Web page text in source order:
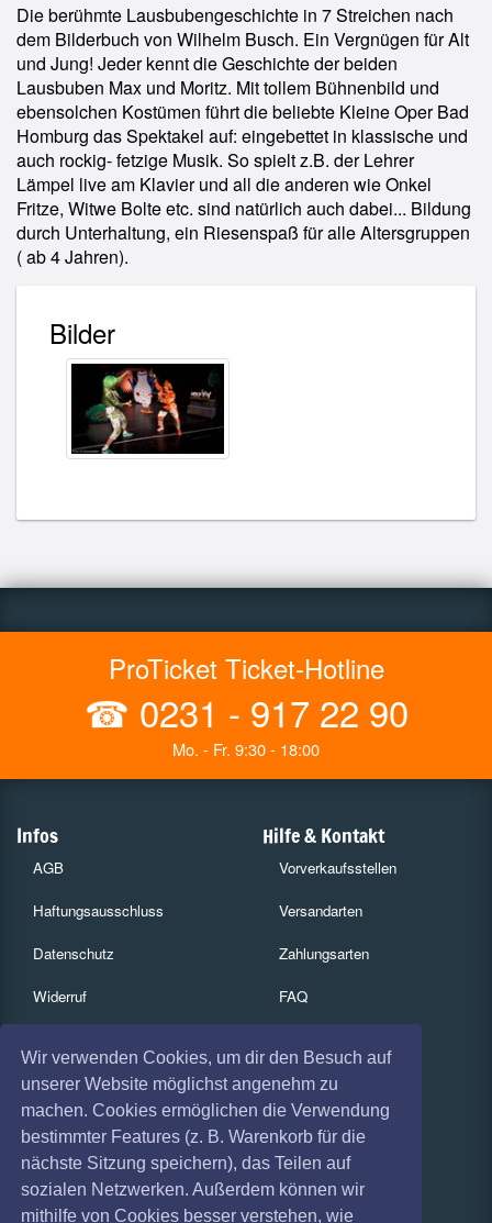
Wir verwenden Cookies, um dir den Besuch auf
unserer Website möglichst angenehm zu
machen. Cookies ermöglichen die Verwendung
bestimmter Features (z. B. Warenkorb für die
nächste Sitzung speichern), das Teilen auf
sozialen Netzwerken. Außerdem können wir
mithilfe von Cookies besser verstehen, wie
Die berühmte Lausbubengeschichte in 7 Streichen nach
dem Bilderbuch von Wilhelm Busch. Ein Vergnügen für Alt
und Jung! Jeder kennt die Geschichte der beiden
Lausbuben Max und Moritz. Mit tollem Bühnenbild und
ebensolchen Kostümen führt die beliebte Kleine Oper Bad
Homburg das Spektakel auf: eingebettet in klassische und
auch rockig- fetzige Musik. So spielt z.B. der Lehrer
Lämpel live am Klavier und all die anderen wie Onkel
Fritze, Witwe Bolte etc. sind natürlich auch dabei... Bildung
durch Unterhaltung, ein Riesenspaß für alle Altersgruppen
( ab 4 Jahren).
Bilder
ProTicket Ticket-Hotline
☎ 0231 - 917 22 90
Mo. - Fr. 9:30 - 18:00
Infos
AGB
Haftungsausschluss
Datenschutz
Widerruf
Absagen
Hilfe & Kontakt
Vorverkaufsstellen
Versandarten
Zahlungsarten
FAQ
Services
Gutscheine
Geschäftskunden
Kartenrückgabe
Besucherregistrierung